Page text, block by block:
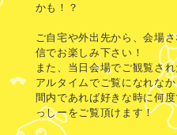
かも！？
ご自宅や外出先から、会場
信でお楽しみ下さい！
また、当日会場でご観覧さ
アルタイムでご覧になれな
間内であれば好きな時に何
っしーをご覧頂けます！